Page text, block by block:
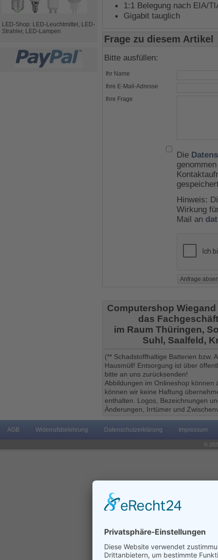
LED-Shop: LED-Leuchtmittel, LED-
Strahler, LED-Lampen
1:1 Belegung nach EIA/
Gigabit tauglich
Frage zu diesem Artikel
Bitte ausfüllen:
Ihr Name
Ihre E-Mail-Adresse
Ihre Frage
Die
Hinweis:
Wirkung
Mail an
Computershop
das
im Raum Thüringen,
Suhl, Saalfeld,
(** Schadstoffhaltige Batterien bzw.
Hausmüll! Entsorgung ist über
bitte an uns zurücksenden!
Abbildungen im Onlineshop
können wir keine Haftung
enthalten. Logos, Bezeichnungen
Änderungen, Irrtümer und
AGB Widerrufsbelehrung Datenschutzerklärung Impressum
©